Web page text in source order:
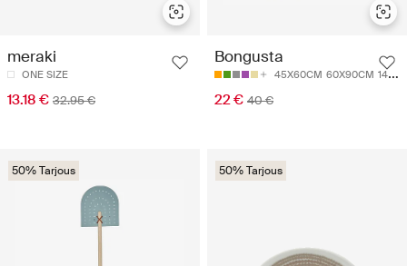
meraki
ONE SIZE
13.18 € 32.95 €
Bongusta
45X60CM 60X90CM 140X200CM
22 € 40 €
50% Tarjous 50% Tarjous